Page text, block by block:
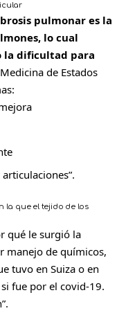
pulmonar es la
lo cual
la dificultad para
de Estados
la que el tejido de los
qué le surgió la
manejo de químicos,
tuvo en Suiza o en
fue por el covid-19.